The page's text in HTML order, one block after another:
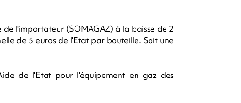
l'importateur (SOMAGAZ) à la baisse de 2
de 5 euros de l'Etat par bouteille. Soit une
de l'Etat pour l'équipement en gaz des